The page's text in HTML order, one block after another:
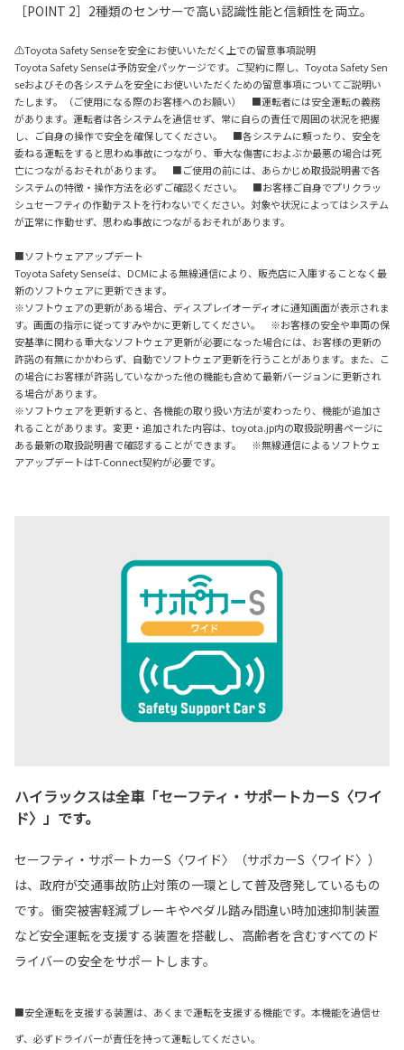
［POINT 2］2種類のセンサーで高い認識性能と信頼性を両立。
⚠Toyota Safety Senseを安全にお使いいただく上での留意事項説明
Toyota Safety Senseは予防安全パッケージです。ご契約に際し、Toyota Safety Sen
seおよびその各システムを安全にお使いいただくための留意事項についてご説明い
たします。（ご使用になる際のお客様へのお願い） ■運転者には安全運転の義務
があります。運転者は各システムを過信せず、常に自らの責任で周囲の状況を把握
し、ご自身の操作で安全を確保してください。 ■各システムに頼ったり、安全を
委ねる運転をすると思わぬ事故につながり、重大な傷害におよぶか最悪の場合は死
亡につながるおそれがあります。 ■ご使用の前には、あらかじめ取扱説明書で各
システムの特徴・操作方法を必ずご確認ください。 ■お客様ご自身でプリクラッ
シュセーフティの作動テストを行わないでください。対象や状況によってはシステム
が正常に作動せず、思わぬ事故につながるおそれがあります。
■ソフトウェアアップデート
Toyota Safety Senseは、DCMによる無線通信により、販売店に入庫することなく最
新のソフトウェアに更新できます。
※ソフトウェアの更新がある場合、ディスプレイオーディオに通知画面が表示されま
す。画面の指示に従ってすみやかに更新してください。 ※お客様の安全や車両の保
安基準に関わる重大なソフトウェア更新が必要になった場合には、お客様の更新の
許諾の有無にかかわらず、自動でソフトウェア更新を行うことがあります。また、こ
の場合にお客様が許諾していなかった他の機能も含めて最新バージョンに更新され
る場合があります。
※ソフトウェアを更新すると、各機能の取り扱い方法が変わったり、機能が追加さ
れることがあります。変更・追加された内容は、toyota.jp内の取扱説明書ページに
ある最新の取扱説明書で確認することができます。 ※無線通信によるソフトウェ
アアップデートはT-Connect契約が必要です。
ハイラックスは全車「セーフティ・サポートカーS〈ワイ
ド〉」です。
セーフティ・サポートカーS〈ワイド〉（サポカーS〈ワイド〉）
は、政府が交通事故防止対策の一環として普及啓発しているもの
です。衝突被害軽減ブレーキやペダル踏み間違い時加速抑制装置
など安全運転を支援する装置を搭載し、高齢者を含むすべてのド
ライバーの安全をサポートします。
■安全運転を支援する装置は、あくまで運転を支援する機能です。本機能を過信せ
ず、必ずドライバーが責任を持って運転してください。